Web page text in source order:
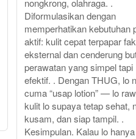
nongkrong, olahraga. .
Diformulasikan dengan
memperhatikan kebutuhan
aktif: kulit cepat terpapar
eksternal dan cenderung
perawatan yang simpel tapi
efektif. . Dengan THUG, lo
cuma “usap lotion” — lo
kulit lo supaya tetap sehat,
kusam, dan siap tampil. .
Kesimpulan. Kalau lo hanya